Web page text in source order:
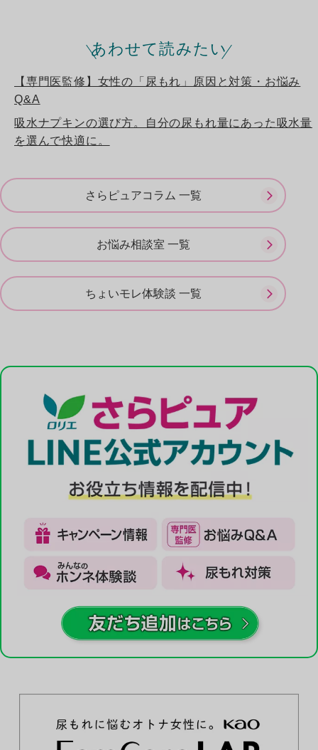
あわせて読みたい
【専門医監修】女性の「尿もれ」原因と対策・お悩み
Q&A
吸水ナプキンの選び方。自分の尿もれ量にあった吸水量
を選んで快適に。
さらピュアコラム 一覧
お悩み相談室 一覧
ちょいモレ体験談 一覧